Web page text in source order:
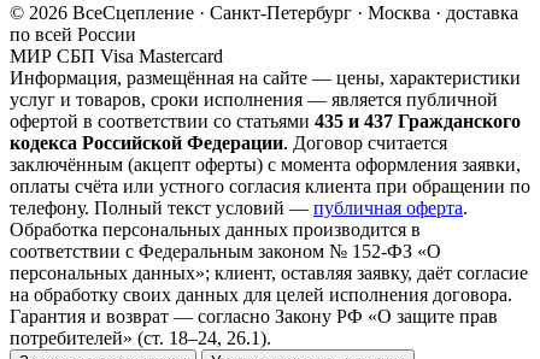
© 2026 ВсеСцепление · Санкт-Петербург · Москва · доставка
по всей России
МИР СБП Visa Mastercard
Информация, размещённая на сайте — цены, характеристики
услуг и товаров, сроки исполнения — является публичной
офертой в соответствии со статьями 435 и 437 Гражданского
кодекса Российской Федерации. Договор считается
заключённым (акцепт оферты) с момента оформления заявки,
оплаты счёта или устного согласия клиента при обращении по
телефону. Полный текст условий — публичная оферта.
Обработка персональных данных производится в
соответствии с Федеральным законом № 152-ФЗ «О
персональных данных»; клиент, оставляя заявку, даёт согласие
на обработку своих данных для целей исполнения договора.
Гарантия и возврат — согласно Закону РФ «О защите прав
потребителей» (ст. 18–24, 26.1).